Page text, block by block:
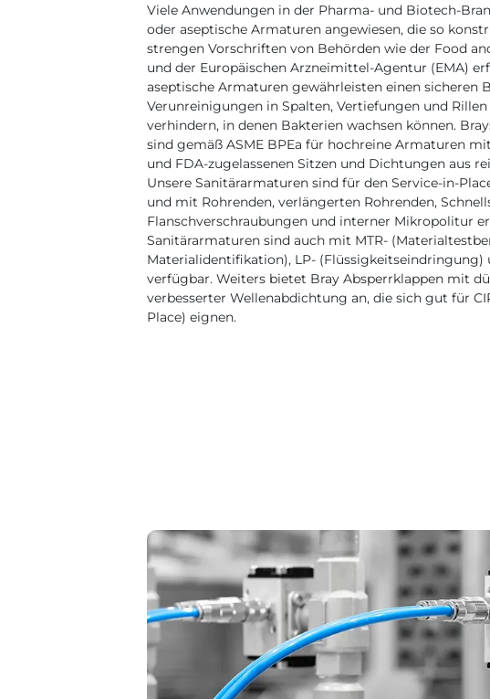
Viele Anwendungen in der Pharma- und Biotech-
oder aseptische Armaturen angewiesen, die so
strengen Vorschriften von Behörden wie der Food
und der Europäischen Arzneimittel-Agentur (EMA)
aseptische Armaturen gewährleisten einen sicheren
Verunreinigungen in Spalten, Vertiefungen und
verhindern, in denen Bakterien wachsen können.
sind gemäß ASME BPEa für hochreine Armaturen
und FDA-zugelassenen Sitzen und Dichtungen aus
Unsere Sanitärarmaturen sind für den Service-in-
und mit Rohrenden, verlängerten Rohrenden,
Flanschverschraubungen und interner Mikropolitur
Sanitärarmaturen sind auch mit MTR-
Materialidentifikation), LP-
verfügbar. Weiters bietet Bray Absperrklappen mit
verbesserter Wellenabdichtung an, die sich gut für
Place) eignen.